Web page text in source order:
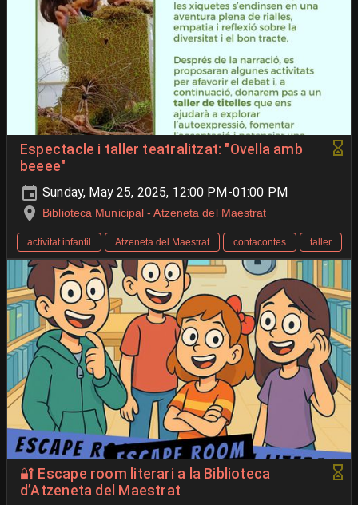
Espectacle i taller teatralitzat: "Ovella amb
beeee"
Sunday, May 25, 2025, 12:00 PM-01:00 PM
Biblioteca Municipal - Atzeneta del Maestrat
activitat infantil Atzeneta del Maestrat contacontes taller
🔐 Escape room literari a la Biblioteca
d’Atzeneta del Maestrat